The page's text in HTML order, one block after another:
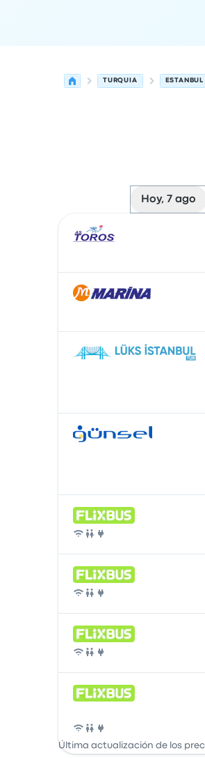
TURQUIA ESTANBUL
Hoy, 7 ago
Autobús
Autobús
Autobús
Autobús
Última actualización de los